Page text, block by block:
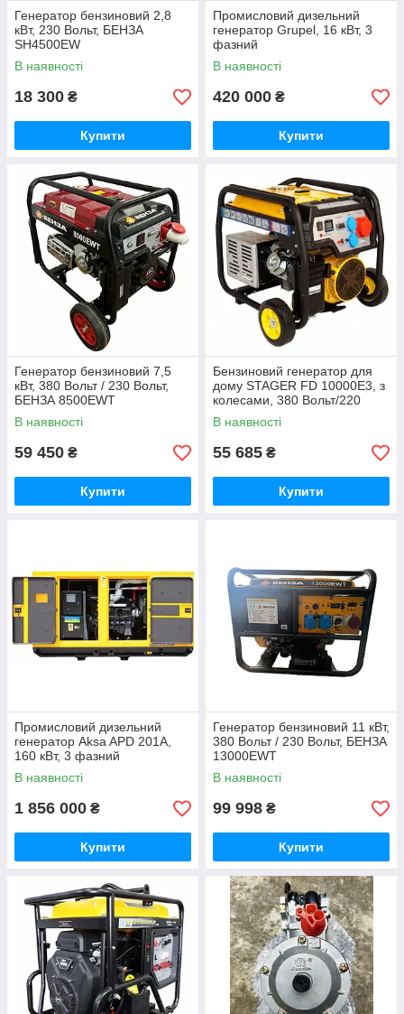
Генератор бензиновий 2,8
кВт, 230 Вольт, БЕНЗА
SH4500EW
В наявності
18 300 ₴
Купити
Промисловий дизельний
генератор Grupel, 16 кВт, 3
фазний
В наявності
420 000 ₴
Купити
Генератор бензиновий 7,5
кВт, 380 Вольт / 230 Вольт,
БЕНЗА 8500EWT
В наявності
59 450 ₴
Купити
Бензиновий генератор для
дому STAGER FD 10000E3, з
колесами, 380 Вольт/220
Вольт, потужність 8,5 кВт.
В наявності
55 685 ₴
Купити
Промисловий дизельний
генератор Aksa APD 201A,
160 кВт, 3 фазний
В наявності
1 856 000 ₴
Купити
Генератор бензиновий 11 кВт,
380 Вольт / 230 Вольт, БЕНЗА
13000EWT
В наявності
99 998 ₴
Купити